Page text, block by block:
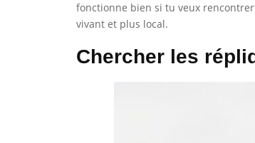
fonctionne bien si tu veux
vivant et plus local.
Chercher les